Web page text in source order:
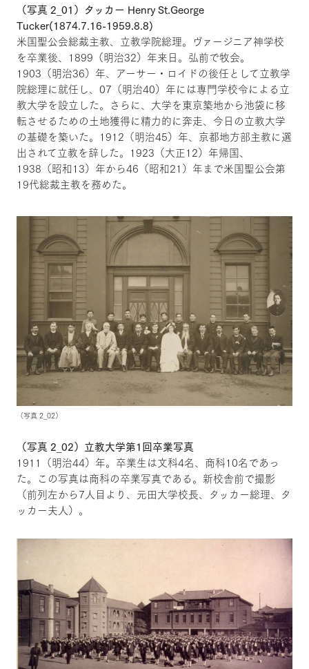
（写真 2_01）タッカー Henry St.George
Tucker(1874.7.16-1959.8.8)
米国聖公会総裁主教、立教学院総理。ヴァージニア神学校
を卒業後、1899（明治32）年来日。弘前で牧会。
1903（明治36）年、アーサー・ロイドの後任として立教学
院総理に就任し、07（明治40）年には専門学校令による立
教大学を設立した。さらに、大学を東京築地から池袋に移
転させるための土地獲得に精力的に奔走、今日の立教大学
の基礎を築いた。1912（明治45）年、京都地方部主教に選
出されて立教を辞した。1923（大正12）年帰国、
1938（昭和13）年から46（昭和21）年まで米国聖公会第
19代総裁主教を務めた。
（写真 2_02）
（写真 2_02）立教大学第1回卒業写真
1911（明治44）年。卒業生は文科4名、商科10名であっ
た。この写真は商科の卒業写真である。新校舎前で撮影
（前列左から7人目より、元田大学校長、タッカー総理、タ
ッカー夫人）。